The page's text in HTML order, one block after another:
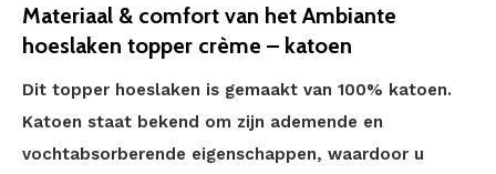
Materiaal & comfort van het Ambiante
hoeslaken topper crème – katoen
Dit topper hoeslaken is gemaakt van 100% katoen.
Katoen staat bekend om zijn ademende en
vochtabsorberende eigenschappen, waardoor u